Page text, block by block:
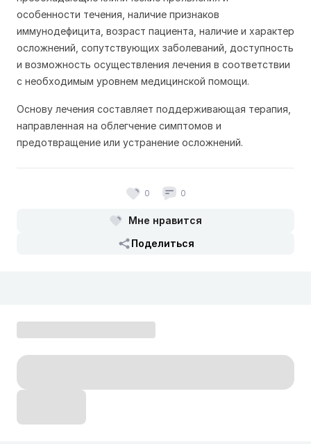
особенности течения, наличие признаков
иммунодефицита, возраст пациента, наличие и характер
осложнений, сопутствующих заболеваний, доступность
и возможность осуществления лечения в соответствии
с необходимым уровнем медицинской помощи.
Основу лечения составляет поддерживающая терапия,
направленная на облегчение симптомов и
предотвращение или устранение осложнений.
0 0
Мне нравится
Поделиться